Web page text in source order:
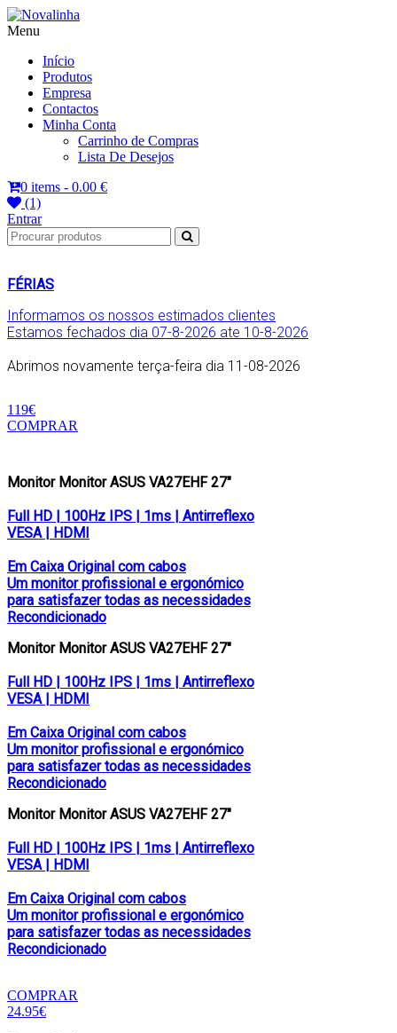
Novalinha
Informatica
Menu
Início
Produtos
Empresa
Contactos
Minha Conta
Carrinho de Compras
Lista De Desejos
0 items - 0.00 €
(1)
Entrar
FÉRIAS
Informamos os nossos estimados clientes
Estamos fechados dia 07-8-2026 ate 10-8-2026
Abrimos novamente terça-feira dia 11-08-2026
119€
COMPRAR
Monitor Monitor ASUS VA27EHF 27″
Full HD | 100Hz IPS | 1ms | Antirreflexo
VESA | HDMI
Em Caixa Original com cabos
Um monitor profissional e ergonómico
para satisfazer todas as necessidades
Recondicionado
Monitor Monitor ASUS VA27EHF 27″
Full HD | 100Hz IPS | 1ms | Antirreflexo
VESA | HDMI
Em Caixa Original com cabos
Um monitor profissional e ergonómico
para satisfazer todas as necessidades
Recondicionado
Monitor Monitor ASUS VA27EHF 27″
Full HD | 100Hz IPS | 1ms | Antirreflexo
VESA | HDMI
Em Caixa Original com cabos
Um monitor profissional e ergonómico
para satisfazer todas as necessidades
Recondicionado
COMPRAR
24.95€